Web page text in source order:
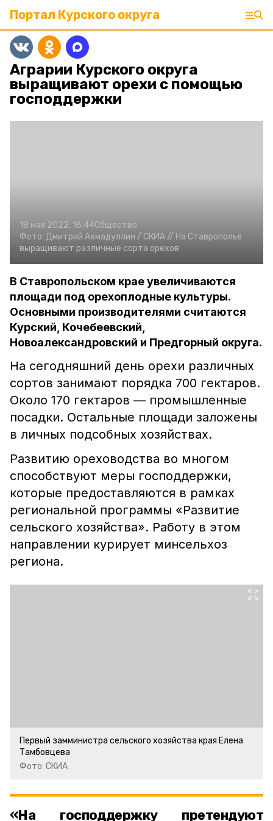
Портал Курского округа
Аграрии Курского округа
выращивают орехи с помощью
господдержки
18 мая 2022, 16:44Общество
Фото: Дмитрий Ахмадуллин / СКИА // На Ставрополье
выращивают различные сорта орехов
В Ставропольском крае увеличиваются
площади под орехоплодные культуры.
Основными производителями считаются
Курский, Кочебеевский,
Новоалександровский и Предгорный округа.
На сегодняшний день орехи различных
сортов занимают порядка 700 гектаров.
Около 170 гектаров –– промышленные
посадки. Остальные площади заложены
в личных подсобных хозяйствах.
Развитию ореховодства во многом
способствуют меры господдержки,
которые предоставляются в рамках
региональной программы «Развитие
сельского хозяйства». Работу в этом
направлении курирует минсельхоз
региона.
Первый замминистра сельского хозяйства края Елена
Тамбовцева
Фото: СКИА
«На господдержку претендуют